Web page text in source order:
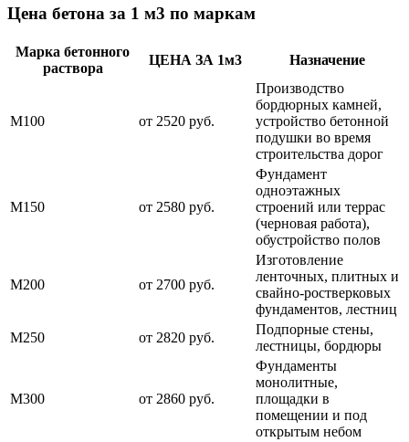
Цена бетона за 1 м3 по маркам
Марка бетонного
раствора
ЦЕНА ЗА 1м3 Назначение
М100 от 2520 руб.
Производство
бордюрных камней,
устройство бетонной
подушки во время
строительства дорог
М150 от 2580 руб.
Фундамент
одноэтажных
строений или террас
(черновая работа),
обустройство полов
М200 от 2700 руб.
Изготовление
ленточных, плитных и
свайно-ростверковых
фундаментов, лестниц
М250
от 2820 руб.
Подпорные стены,
лестницы, бордюры
М300 от 2860 руб.
Фундаменты
монолитные,
площадки в
помещении и под
открытым небом